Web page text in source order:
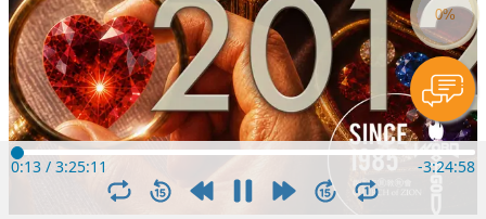
0:14 / 3:25:11 -3:24:57